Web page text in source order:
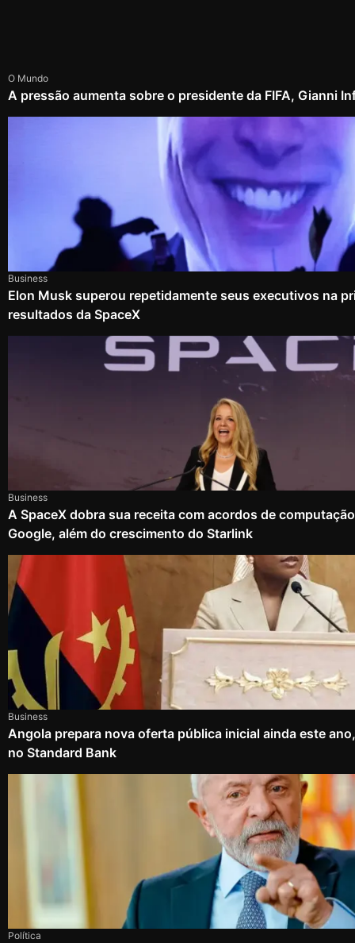
O Mundo
A pressão aumenta sobre o presidente da FIFA, Gianni
Business
Elon Musk superou repetidamente seus executivos na
resultados da SpaceX
Business
A SpaceX dobra sua receita com acordos de
Google, além do crescimento do Starlink
Business
Angola prepara nova oferta pública inicial ainda este
no Standard Bank
Política